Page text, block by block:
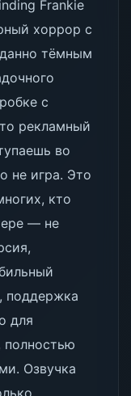
Frankie
хоррор с
тёмным
с
рекламный
во
не игра. Это
кто
— не
поддержка
для
полностью
Озвучка